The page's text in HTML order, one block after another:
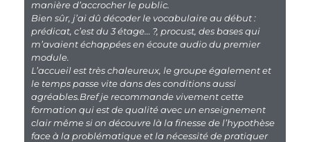
manière d’accrocher le public.
Bien sûr, j’ai dû décoder le vocabulaire au début :
prédicat, c’est du 3 étage… ?, procust, des bases qui
m’avaient échappées en écoute audio du premier
module.
L’accueil est très chaleureux, le groupe également et
le temps passe vite dans des conditions aussi
agréables.Bref je recommande vivement cette
formation qui est de qualité avec un enseignement
clair même si on découvre là la finesse de l’hypothèse
face à la problématique et la nécessité de pratiquer